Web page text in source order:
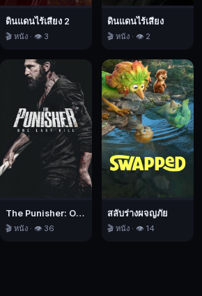
ดินแดนไร้เสียง 2
🎬 หนัง · 👁️ 3
ดินแดนไร้เสียง
🎬 หนัง · 👁️ 2
The Punisher: One Last Kill เดอะ พันนิชเชอร์: ฆ่าทิ้งทวน
🎬 หนัง · 👁️ 36
สลับร่างผจญภัย
🎬 หนัง · 👁️ 14